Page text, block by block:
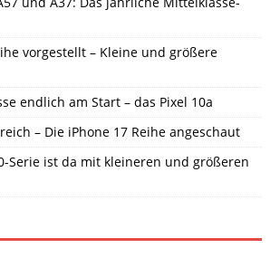
vorgestellt – Kleine und größere
endlich am Start – das Pixel 10a
– Die iPhone 17 Reihe angeschaut
Serie ist da mit kleineren und größeren